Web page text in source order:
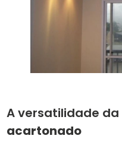
A versatilidade da
acartonado